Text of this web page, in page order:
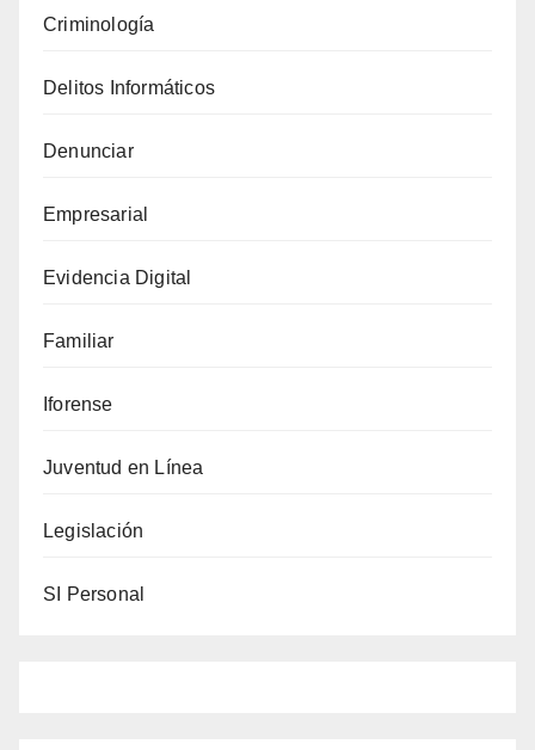
Criminología
Delitos Informáticos
Denunciar
Empresarial
Evidencia Digital
Familiar
Iforense
Juventud en Línea
Legislación
SI Personal